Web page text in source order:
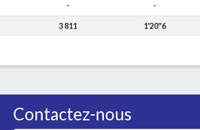
- -
3 811 1'20''6
Contactez-nous